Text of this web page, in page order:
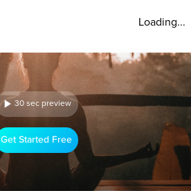
Loading...
30 sec preview
Get Started Free